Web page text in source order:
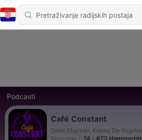
Podcasti
Café Constant
Dries Stuyven, Kenny De
Vancamp
74 - #73